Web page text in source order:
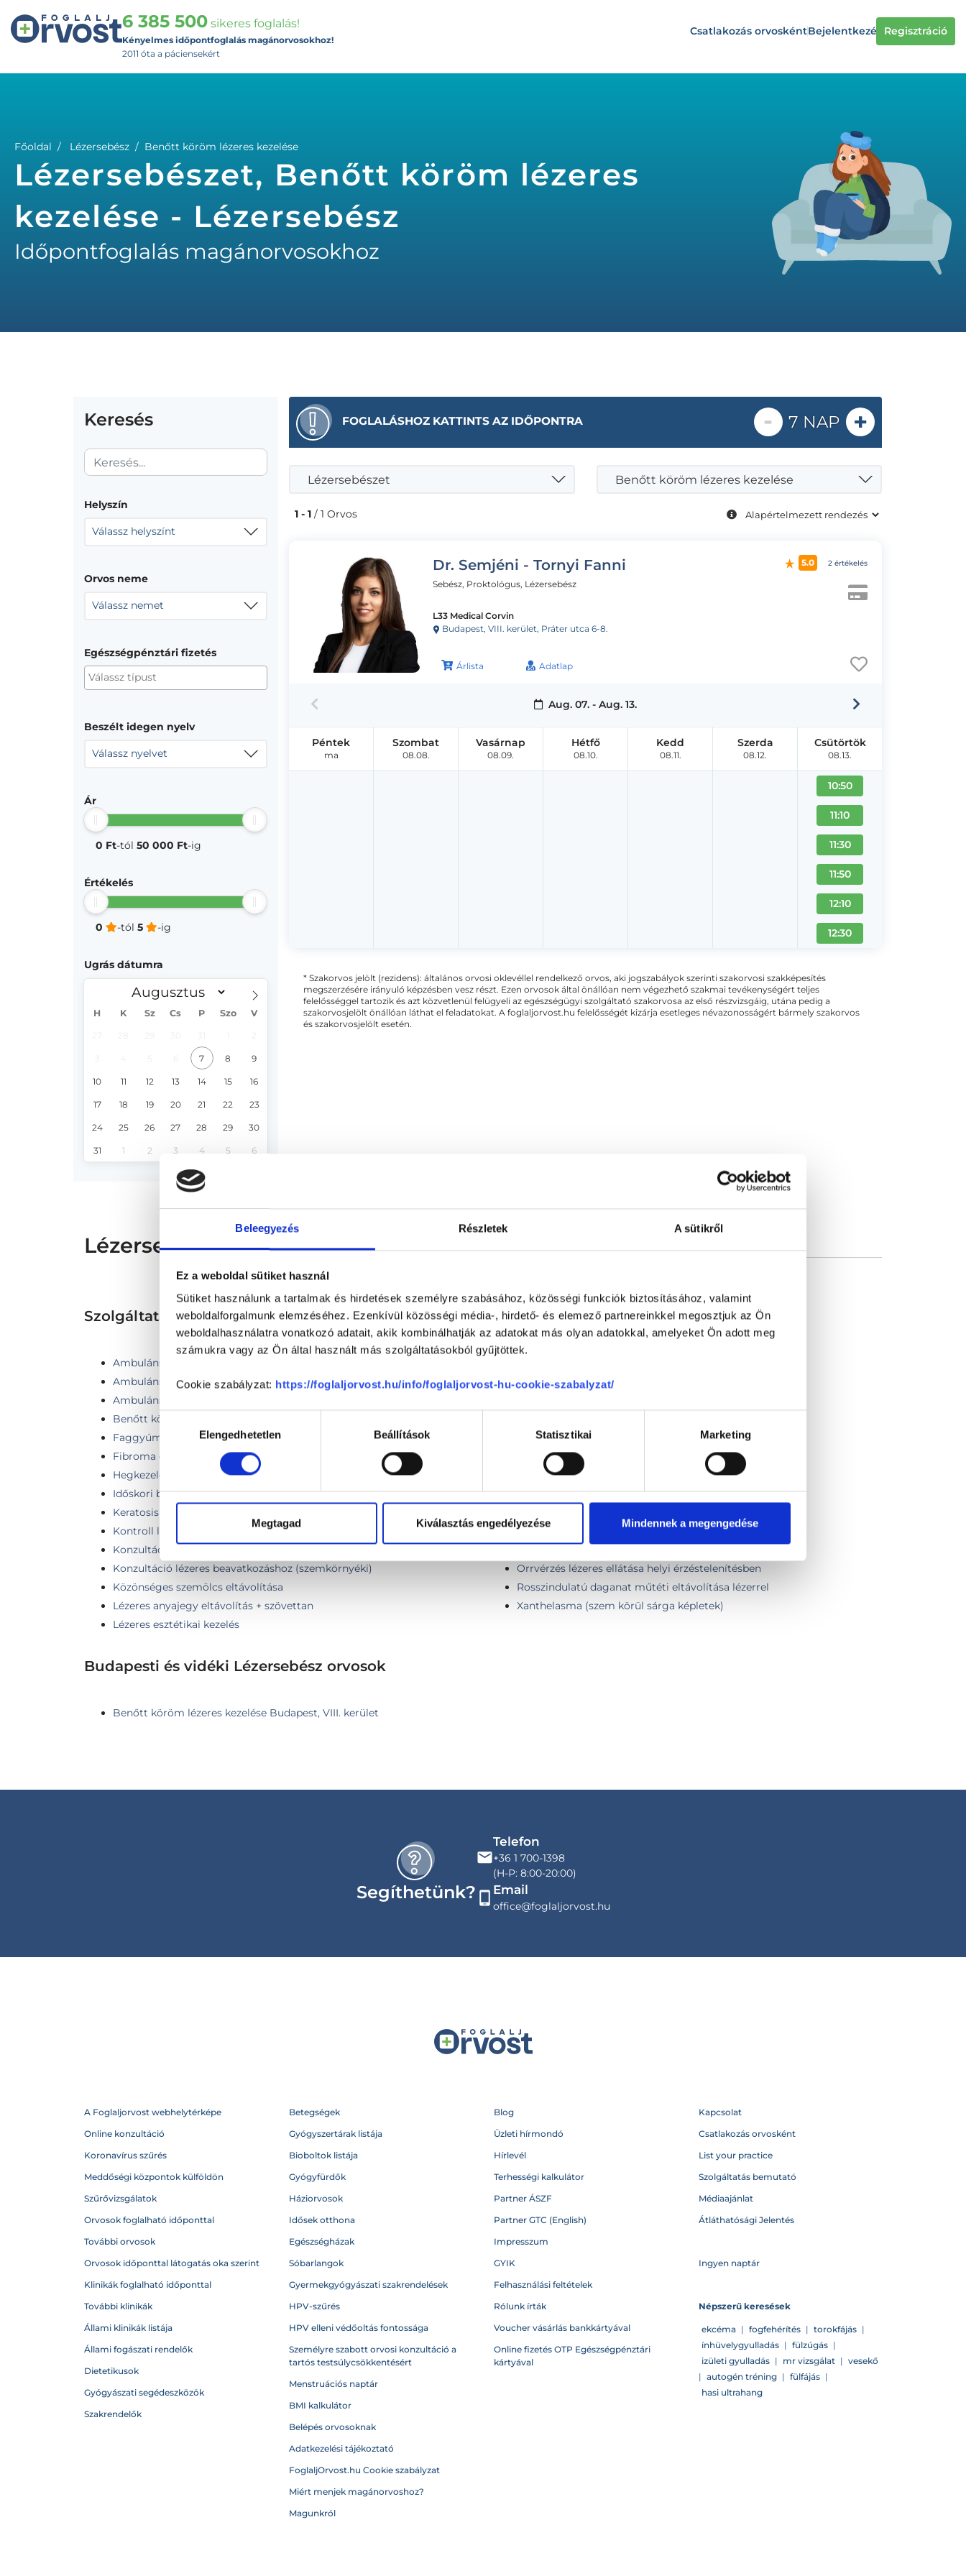
Beleegyezés Részletek A sütikről
Ez a weboldal sütiket használ
Sütiket használunk a tartalmak és hirdetések személyre szabásához, közösségi funkciók biztosításához, valamint
weboldalforgalmunk elemzéséhez. Ezenkívül közösségi média-, hirdető- és elemező partnereinkkel megosztjuk az Ön
weboldalhasználatra vonatkozó adatait, akik kombinálhatják az adatokat más olyan adatokkal, amelyeket Ön adott meg
számukra vagy az Ön által használt más szolgáltatásokból gyűjtöttek.
Cookie szabályzat: https://foglaljorvost.hu/info/foglaljorvost-hu-cookie-szabalyzat/
Hozzájárulás
kiválasztásaElengedhetetlen Beállítások Statisztikai Marketing
Megtagad Kiválasztás engedélyezése Mindennek a megengedése
6 385 500 sikeres foglalás!
Kényelmes időpontfoglalás magánorvosokhoz!
2011 óta a páciensekért
Csatlakozás orvoskéntBejelentkezés Regisztráció
Főoldal Lézersebész Benőtt köröm lézeres kezelése
Lézersebészet, Benőtt köröm lézeres
kezelése - Lézersebész
Időpontfoglalás magánorvosokhoz
Keresés
Helyszín
Válassz helyszínt
Orvos neme
Válassz nemet
Egészségpénztári fizetés
Beszélt idegen nyelv
Válassz nyelvet
Ár
0 Ft-tól 50 000 Ft-ig
Értékelés
0 -tól 5 -ig
Ugrás dátumra
H K Sz Cs P Szo V
7 8 9
10 11 12 13 14 15 16
17 18 19 20 21 22 23
24 25 26 27 28 29 30
31 1 2 3 4 5 6
FOGLALÁSHOZ KATTINTS AZ IDŐPONTRA - 7 NAP +
Lézersebészet Benőtt köröm lézeres kezelése
1 - 1 / 1 Orvos
Dr. Semjéni - Tornyi Fanni
Sebész, Proktológus, Lézersebész
L33 Medical Corvin
Budapest, VIII. kerület, Práter utca 6-8.
Árlista Adatlap
5.0 2 értékelés
Aug. 07. - Aug. 13.
Péntek
ma
Szombat
08.08.
Vasárnap
08.09.
Hétfő
08.10.
Kedd
08.11.
Szerda
08.12.
Csütörtök
08.13.
10:50
11:10
11:30
11:50
12:10
12:30
* Szakorvos jelölt (rezidens): általános orvosi oklevéllel rendelkező orvos, aki jogszabályok szerinti szakorvosi szakképesítés
megszerzésére irányuló képzésben vesz részt. Ezen orvosok által önállóan nem végezhető szakmai tevékenységért teljes
felelősséggel tartozik és azt közvetlenül felügyeli az egészségügyi szolgáltató szakorvosa az első részvizsgáig, utána pedig a
szakorvosjelölt önállóan láthat el feladatokat. A foglaljorvost.hu felelősségét kizárja esetleges névazonosságért bármely szakorvos
és szakorvosjelölt esetén.
Lézersebész - Lézersebészet
Szolgáltatások
Ambuláns lézeres eltávolítás
Ambuláns lézeres eltávolítás (fej-nyak régió)
Ambuláns lézeres eltávolítás (szemkörnyéki)
Benőtt köröm lézeres kezelése
Faggyúmirigy ciszta eltávolítása
Fibroma eltávolítása régiónként
Hegkezelés lézerszkennerrel
Időskori barna szemölcsök eltávolítása
Keratosis kezelése
Kontroll lézeres beavatkozás után (szemkörnyéki)
Konzultáció lézeres beavatkozáshoz
Konzultáció lézeres beavatkozáshoz (szemkörnyéki)
Közönséges szemölcs eltávolítása
Lézeres anyajegy eltávolítás + szövettan
Lézeres esztétikai kezelés
Lézeres garatmandula műtét előtti konzultáció
Lézeres orrmandula műtét előtti konzultáció
Lézeres orrpolip műtét (FESS) előtti konzultáció
Lézeres orrsövény műtét előtti konzultáció
Nemi szemölcs eltávolítása
Növedék eltávolítás érzéstelenítéssel, lézerrel 3 db-ig
Orrvérzés lézeres ellátása helyi érzéstelenítésben
Rosszindulatú daganat műtéti eltávolítása lézerrel
Xanthelasma (szem körül sárga képletek)
Budapesti és vidéki Lézersebész orvosok
Benőtt köröm lézeres kezelése Budapest, VIII. kerület
Segíthetünk?
Telefon
+36 1 700-1398
(H-P: 8:00-20:00)
Email
office@foglaljorvost.hu
A Foglaljorvost webhelytérképe
Online konzultáció
Koronavírus szűrés
Meddőségi központok külföldön
Szűrővizsgálatok
Orvosok foglalható időponttal
További orvosok
Orvosok időponttal látogatás oka szerint
Klinikák foglalható időponttal
További klinikák
Állami klinikák listája
Állami fogászati rendelők
Dietetikusok
Gyógyászati segédeszközök
Szakrendelők
Betegségek
Gyógyszertárak listája
Bioboltok listája
Gyógyfürdők
Háziorvosok
Idősek otthona
Egészségházak
Sóbarlangok
Gyermekgyógyászati szakrendelések
HPV-szűrés
HPV elleni védőoltás fontossága
Személyre szabott orvosi konzultáció a
tartós testsúlycsökkentésért
Menstruációs naptár
BMI kalkulátor
Belépés orvosoknak
Adatkezelési tájékoztató
FoglaljOrvost.hu Cookie szabályzat
Miért menjek magánorvoshoz?
Magunkról
Blog
Üzleti hírmondó
Hírlevél
Terhességi kalkulátor
Partner ÁSZF
Partner GTC (English)
Impresszum
GYIK
Felhasználási feltételek
Rólunk írták
Voucher vásárlás bankkártyával
Online fizetés OTP Egészségpénztári
kártyával
Kapcsolat
Csatlakozás orvosként
List your practice
Szolgáltatás bemutató
Médiaajánlat
Átláthatósági Jelentés
Ingyen naptár
Népszerű keresések
ekcéma | fogfehérítés | torokfájás |
ínhüvelygyulladás | fülzúgás |
izületi gyulladás | mr vizsgálat | vesekő
| autogén tréning | fülfájás |
hasi ultrahang